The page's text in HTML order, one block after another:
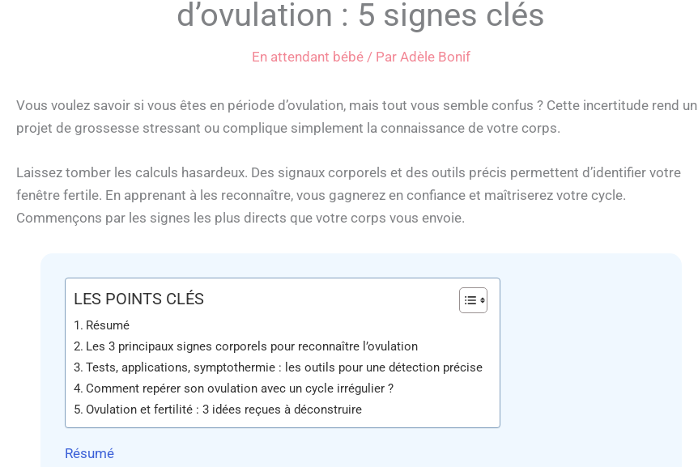
d’ovulation : 5 signes clés
En attendant bébé/ Par Adèle Bonif
Vous voulez savoir si vous êtes en période d’ovulation, mais tout vous semble confus ? Cette incertitude rend un
projet de grossesse stressant ou complique simplement la connaissance de votre corps.
Laissez tomber les calculs hasardeux. Des signaux corporels et des outils précis permettent d’identifier votre
fenêtre fertile. En apprenant à les reconnaître, vous gagnerez en confiance et maîtriserez votre cycle.
Commençons par les signes les plus directs que votre corps vous envoie.
LES POINTS CLÉS
Résumé
Les 3 principaux signes corporels pour reconnaître l’ovulation
Tests, applications, symptothermie : les outils pour une détection précise
Comment repérer son ovulation avec un cycle irrégulier ?
Ovulation et fertilité : 3 idées reçues à déconstruire
Résumé